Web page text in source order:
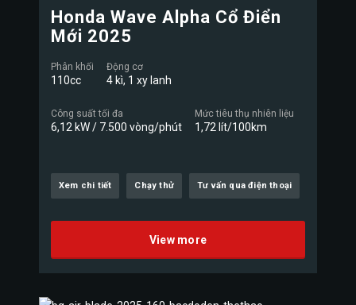
Honda Wave Alpha Cổ Điển
Mới 2025
Phân khối
110cc
Động cơ
4 kì, 1 xy lanh
Công suất tối đa
6,12 kW / 7.500 vòng/phút
Mức tiêu thụ nhiên liệu
1,72 lít/100km
Xem chi tiết Chạy thử Tư vấn qua điện thoại
View more